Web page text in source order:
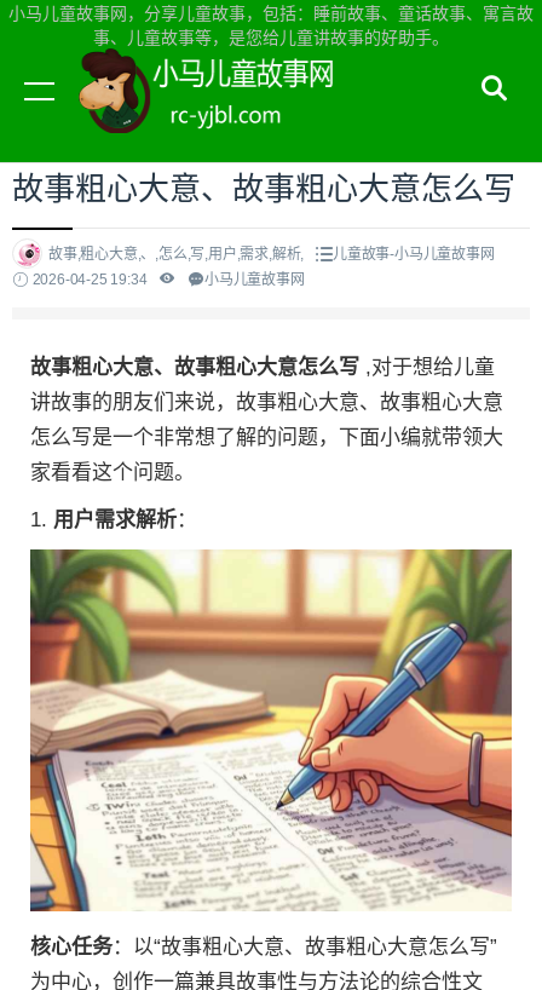
小马儿童故事网，分享儿童故事，包括：睡前故事、童话故事、寓言故
事、儿童故事等，是您给儿童讲故事的好助手。
当前位置：小马儿童故事网首页>儿童故事
故事粗心大意、故事粗心大意怎么写
故事,粗心大意,、,怎么,写,用户,需求,解析,
儿童故事-小马儿童故事网
2026-04-25 19:34
小马儿童故事网
故事粗心大意、故事粗心大意怎么写 ,对于想给儿童
讲故事的朋友们来说，故事粗心大意、故事粗心大意
怎么写是一个非常想了解的问题，下面小编就带领大
家看看这个问题。
1. 用户需求解析：
核心任务：以“故事粗心大意、故事粗心大意怎么写”
为中心，创作一篇兼具故事性与方法论的综合性文